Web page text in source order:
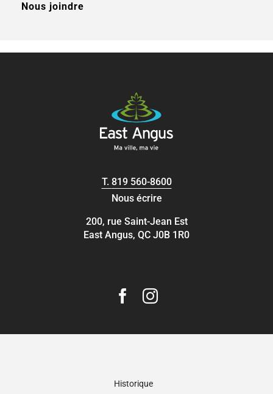
Nous joindre
T. 819 560-8600
Nous écrire
200, rue Saint-Jean Est
East Angus, QC J0B 1R0
Historique